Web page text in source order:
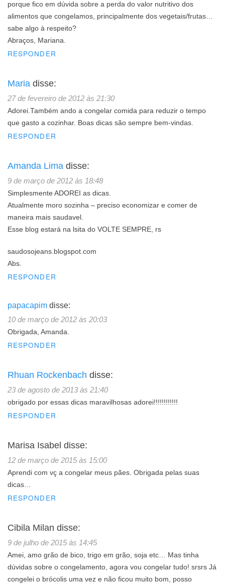
porque fico em dúvida sobre a perda do valor nutritivo dos
alimentos que congelamos, principalmente dos vegetais/frutas…
sabe algo à respeito?
Abraços, Mariana.
RESPONDER
Maria disse:
27 de fevereiro de 2012 às 21:30
Adorei.Também ando a congelar comida para reduzir o tempo
que gasto a cozinhar. Boas dicas são sempre bem-vindas.
RESPONDER
Amanda Lima disse:
9 de março de 2012 às 18:48
Simplesmente ADOREI as dicas.
Atualmente moro sozinha – preciso economizar e comer de
maneira mais saudavel.
Esse blog estará na lsita do VOLTE SEMPRE, rs
saudosojeans.blogspot.com
Abs.
RESPONDER
papacapim disse:
10 de março de 2012 às 20:03
Obrigada, Amanda.
RESPONDER
Rhuan Rockenbach disse:
23 de agosto de 2013 às 21:40
obrigado por essas dicas maravilhosas adorei!!!!!!!!!!!!
RESPONDER
Marisa Isabel disse:
12 de março de 2015 às 15:00
Aprendi com vç a congelar meus pães. Obrigada pelas suas
dicas…
RESPONDER
Cibila Milan disse:
9 de julho de 2015 às 14:45
Amei, amo grão de bico, trigo em grão, soja etc… Mas tinha
dúvidas sobre o congelamento, agora vou congelar tudo! srsrs Já
congelei o brócolis uma vez e não ficou muito bom, posso